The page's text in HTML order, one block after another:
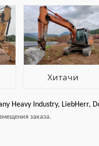
Хитачи
Heavy Industry, LiebHerr,
заказа.